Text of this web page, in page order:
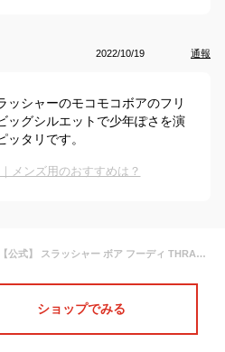
2022/10/19 通報
ッシャーのモコモコボアのフリ
ッグシルエットで少年ぽさを演
タリです。
メンズ用のおすすめは？
【SALE】【公式】 スラッシャー ボア フーディ THRASHER GONZ ART BOA FLEECE HOODIE PULLOVER PARKA フリース プルオーバー パーカ パーカー ビッグシルエット リラックスフィット マークゴンザレス ゴンズ メンズ レディース ユニセックス 全4色 S-XL アウトレット
ショップでみる